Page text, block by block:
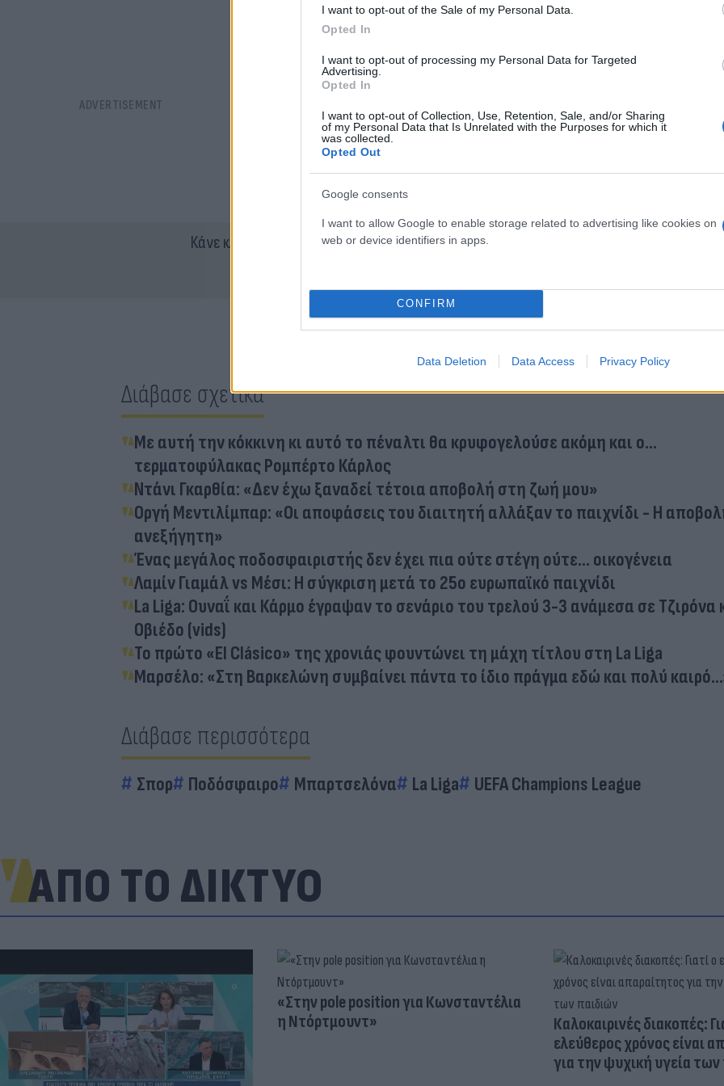
I want to opt-out of the Sale of my Personal Data.
Opted In
I want to opt-out of processing my Personal Data for Targeted
Advertising.
Opted In
I want to opt-out of Collection, Use, Retention, Sale, and/or Sharing
of my Personal Data that Is Unrelated with the Purposes for which it
was collected.
Opted Out
Google consents
I want to allow Google to enable storage related to advertising like cookies on
web or device identifiers in apps.
CONFIRM
Data Deletion Data Access Privacy Policy
Κάνε κλικ και δες περισσότεροFlash.grστην αναζήτηση της
Διάβασε σχετικά
Με αυτή την κόκκινη κι αυτό το πέναλτι θα κρυφογελούσε ακόμη και ο...
τερματοφύλακας Ρομπέρτο Κάρλος
Ντάνι Γκαρθία: «Δεν έχω ξαναδεί τέτοια αποβολή στη ζωή μου»
Οργή Μεντιλίμπαρ: «Οι αποφάσεις του διαιτητή αλλάξαν το παιχνίδι - Η
ανεξήγητη»
Ένας μεγάλος ποδοσφαιριστής δεν έχει πια ούτε στέγη ούτε... οικογένεια
Λαμίν Γιαμάλ vs Μέσι: Η σύγκριση μετά το 25ο ευρωπαϊκό παιχνίδι
La Liga: Ουναΐ και Κάρμο έγραψαν το σενάριο του τρελού 3-3 ανάμεσα σε Τζιρόνα
Οβιέδο (vids)
Το πρώτο «El Clásico» της χρονιάς φουντώνει τη μάχη τίτλου στη La Liga
Μαρσέλο: «Στη Βαρκελώνη συμβαίνει πάντα το ίδιο πράγμα εδώ και πολύ
Διάβασε περισσότερα
Σπορ Ποδόσφαιρο Μπαρτσελόνα La Liga UEFA Champions League
ΑΠΟ ΤΟ ΔΙΚΤΥΟ
«Στην pole position για Κωνσταντέλια
η Ντόρτμουντ»
Καλοκαιρινές διακοπές:
ελεύθερος χρόνος είναι
για την ψυχική υγεία